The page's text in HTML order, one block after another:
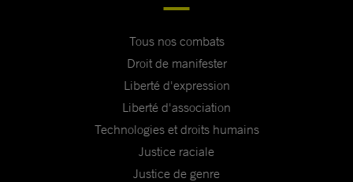
Tous nos combats
Droit de manifester
Liberté d'expression
Liberté d'association
Technologies et droits humains
Justice raciale
Justice de genre